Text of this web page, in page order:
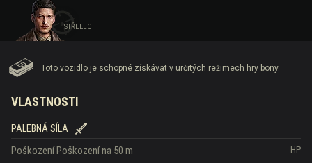
STŘELEC
Toto vozidlo je schopné získávat v určitých režimech hry bony.
VLASTNOSTI
PALEBNÁ SÍLA
HP
PoškozeníPoškození na 50 m